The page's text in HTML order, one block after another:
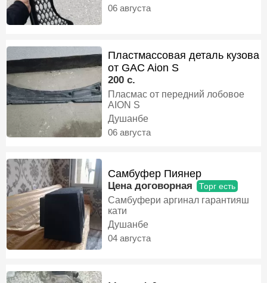
06 августа
Пластмассовая деталь кузова
от GAC Aion S
200 c.
Пласмас от передний лобовое
AION S
Душанбе
06 августа
Самбуфер Пиянер
Цена договорная Торг есть
Самбуфери аргинал гарантияш
кати
Душанбе
04 августа